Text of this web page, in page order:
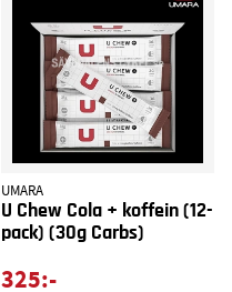
UMARA
U Chew Cola + koffein (12-
pack) (30g Carbs)
325:-